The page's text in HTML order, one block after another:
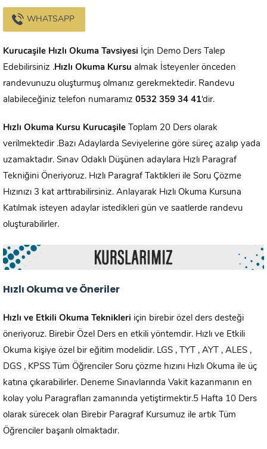
WHATSAPP
Kurucaşile Hızlı Okuma Tavsiyesi İçin Demo Ders Talep
Edebilirsiniz .Hızlı Okuma Kursu almak İsteyenler önceden
randevunuzu oluşturmuş olmanız gerekmektedir. Randevu
alabileceğiniz telefon numaramız 0532 359 34 41‘dir.
Hızlı Okuma Kursu Kurucaşile Toplam 20 Ders olarak
verilmektedir .Bazı Adaylarda Seviyelerine göre süreç azalıp yada
uzamaktadır. Sınav Odaklı Düşünen adaylara Hızlı Paragraf
Tekniğini Öneriyoruz. Hızlı Paragraf Taktikleri ile Soru Çözme
Hızınızı 3 kat arttırabilirsiniz. Anlayarak Hızlı Okuma Kursuna
Katılmak isteyen adaylar istedikleri gün ve saatlerde randevu
oluşturabilirler.
Hızlı Okuma ve Öneriler
Hızlı ve Etkili Okuma Teknikleri için birebir özel ders desteği
öneriyoruz. Birebir Özel Ders en etkili yöntemdir. Hızlı ve Etkili
Okuma kişiye özel bir eğitim modelidir. LGS , TYT , AYT , ALES ,
DGS , KPSS Tüm Öğrenciler Soru çözme hızını Hızlı Okuma ile üç
katına çıkarabilirler. Deneme Sınavlarında Vakit kazanmanın en
kolay yolu Paragrafları zamanında yetiştirmektir.5 Hafta 10 Ders
olarak sürecek olan Birebir Paragraf Kursumuz ile artık Tüm
Öğrenciler başarılı olmaktadır.